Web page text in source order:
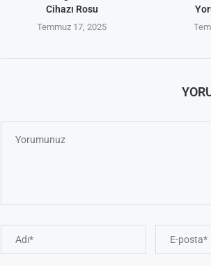
Cihazı Rosu
Temmuz 17, 2025